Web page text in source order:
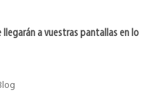
a vuestras pantallas en lo